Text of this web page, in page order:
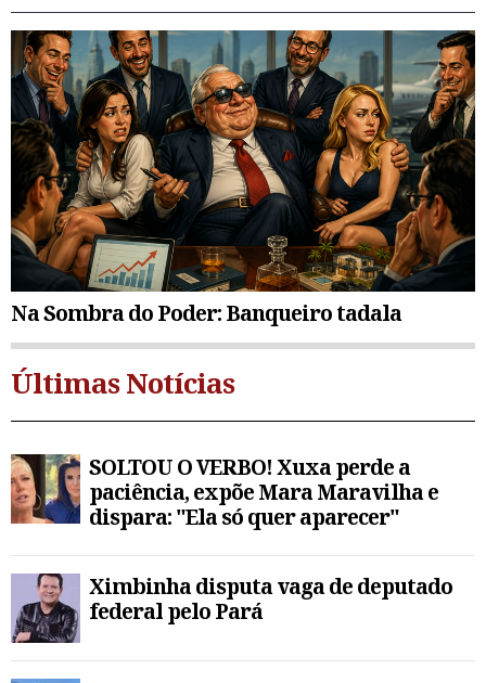
Na Sombra do Poder: Banqueiro tadala
Últimas Notícias
SOLTOU O VERBO! Xuxa perde a
paciência, expõe Mara Maravilha e
dispara: "Ela só quer aparecer"
Ximbinha disputa vaga de deputado
federal pelo Pará